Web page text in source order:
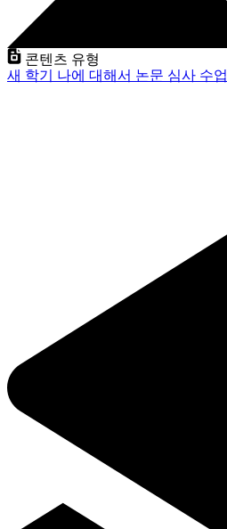
콘텐츠 유형
새 학기 나에 대해서 논문 심사 수업